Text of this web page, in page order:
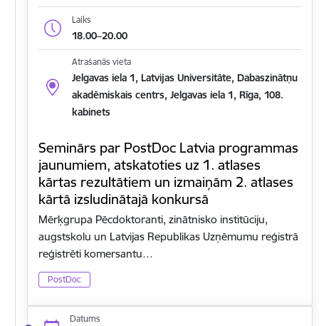
Laiks
18.00–20.00
Atrašanās vieta
Jelgavas iela 1, Latvijas Universitāte, Dabaszinātņu
akadēmiskais centrs, Jelgavas iela 1, Rīga, 108.
kabinets
Seminārs par PostDoc Latvia programmas
jaunumiem, atskatoties uz 1. atlases
kārtas rezultātiem un izmaiņām 2. atlases
kārtā izsludinātajā konkursā
Mērķgrupa Pēcdoktoranti, zinātnisko institūciju,
augstskolu un Latvijas Republikas Uzņēmumu reģistrā
reģistrēti komersantu…
PostDoc
Datums